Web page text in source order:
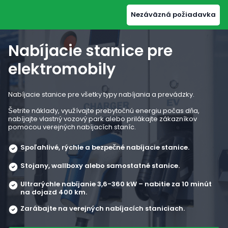
Nezáväzná požiadavka
Nabíjacie stanice pre
elektromobily
Nabíjacie stanice pre všetky typy nabíjania a prevádzky.
Šetrite náklady, využívajte prebytočnú energiu počas dňa,
nabíjajte vlastný vozový park alebo prilákajte zákazníkov
pomocou verejných nabíjacích staníc.
Spoľahlivé, rýchle a bezpečné nabíjacie stanice.
Stojany, wallboxy alebo samostatné stanice.
Ultrarýchle nabíjanie 3,6-360 kW – nabitie za 10 minút
na dojazd 400 km.
Zarábajte na verejných nabíjacích staniciach.
Vyberte svoj región
Česká republika
Rakúsko
Deutsch English
Belgicko
Deutsch|English
Bulharsko
Angličtina